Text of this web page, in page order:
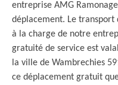
entreprise AMG
déplacement. Le transport
à la charge de notre
gratuité de service est
la ville de Wambrechies
ce déplacement gratuit